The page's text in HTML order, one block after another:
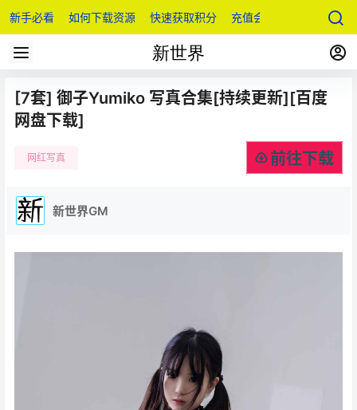
新手必看 如何下载资源 快速获取积分 充值会员
[7套] 御子Yumiko 写真合集[持续更新][百度
网盘下载]
网红写真 前往下载
新世界GM